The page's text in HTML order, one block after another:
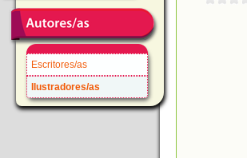
Escritores/as
Ilustradores/as